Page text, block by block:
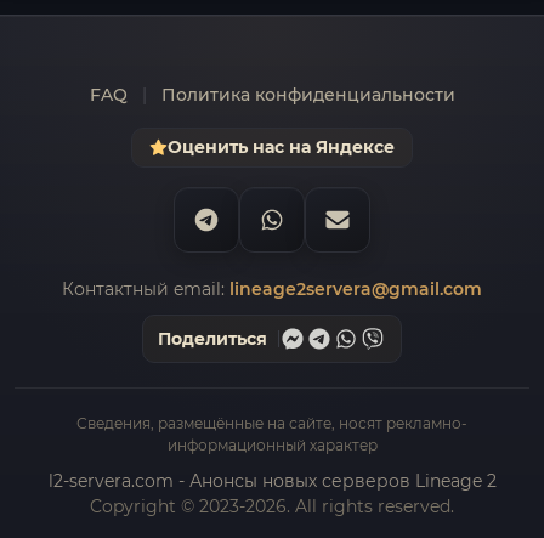
FAQ Политика конфиденциальности
Оценить нас на Яндексе
Контактный email: lineage2servera@gmail.com
Поделиться
Сведения, размещённые на сайте, носят рекламно-
информационный характер
l2-servera.com - Анонсы новых серверов Lineage 2
Copyright © 2023-2026. All rights reserved.